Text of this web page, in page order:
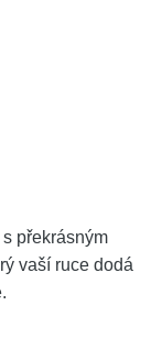
s překrásným
vaší ruce dodá